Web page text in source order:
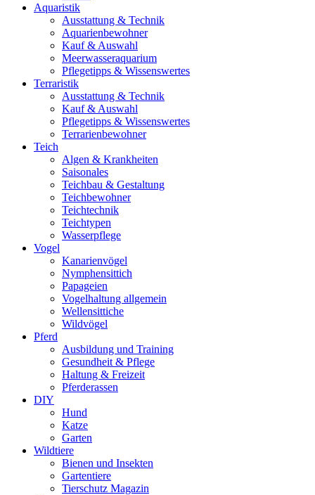
Aquaristik
Ausstattung & Technik
Aquarienbewohner
Kauf & Auswahl
Meerwasseraquarium
Pflegetipps & Wissenswertes
Terraristik
Ausstattung & Technik
Kauf & Auswahl
Pflegetipps & Wissenswertes
Terrarienbewohner
Teich
Algen & Krankheiten
Saisonales
Teichbau & Gestaltung
Teichbewohner
Teichtechnik
Teichtypen
Wasserpflege
Vogel
Kanarienvögel
Nymphensittich
Papageien
Vogelhaltung allgemein
Wellensittiche
Wildvögel
Pferd
Ausbildung und Training
Gesundheit & Pflege
Haltung & Freizeit
Pferderassen
DIY
Hund
Katze
Garten
Wildtiere
Bienen und Insekten
Gartentiere
Tierschutz Magazin